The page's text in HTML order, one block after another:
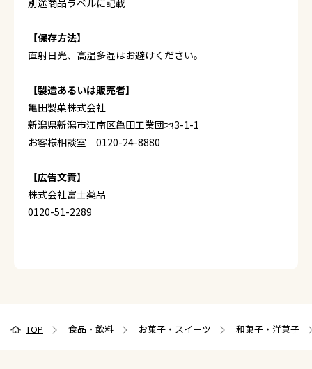
別途商品ラベルに記載
【保存方法】
直射日光、高温多湿はお避けください。
【製造あるいは販売者】
亀田製菓株式会社
新潟県新潟市江南区亀田工業団地3-1-1
お客様相談室 0120-24-8880
【広告文責】
株式会社富士薬品
0120-51-2289
TOP 食品・飲料 お菓子・スイーツ 和菓子・洋菓子